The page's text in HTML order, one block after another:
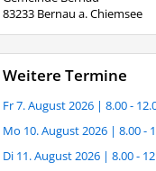
83233 Bernau a. Chiemsee
Weitere Termine
Fr 7. August 2026 | 8.00 -
Mo 10. August 2026 | 8.00 -
Di 11. August 2026 | 8.00 -